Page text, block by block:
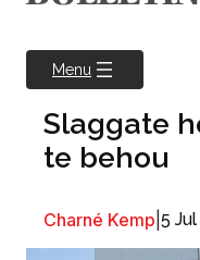
Menu
Slaggate
te behou
Charné Kemp 5